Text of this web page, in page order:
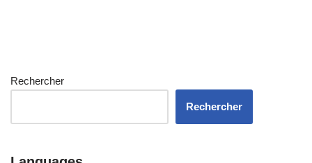
Rechercher
Rechercher